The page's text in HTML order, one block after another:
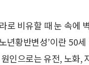
로 비유할 때 눈 속에
년황반변성’이란 50
인으로는 유전, 노화,